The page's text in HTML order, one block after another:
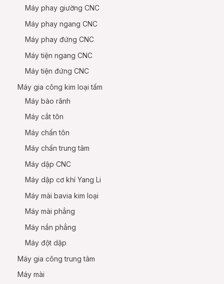
Máy phay giường CNC
Máy phay ngang CNC
Máy phay đứng CNC
Máy tiện ngang CNC
Máy tiện đứng CNC
Máy gia công kim loại tấm
Máy bào rãnh
Máy cắt tôn
Máy chấn tôn
Máy chấn trung tâm
Máy dập CNC
Máy dập cơ khí Yang Li
Máy mài bavia kim loại
Máy mài phẳng
Máy nắn phẳng
Máy đột dập
Máy gia công trung tâm
Máy mài